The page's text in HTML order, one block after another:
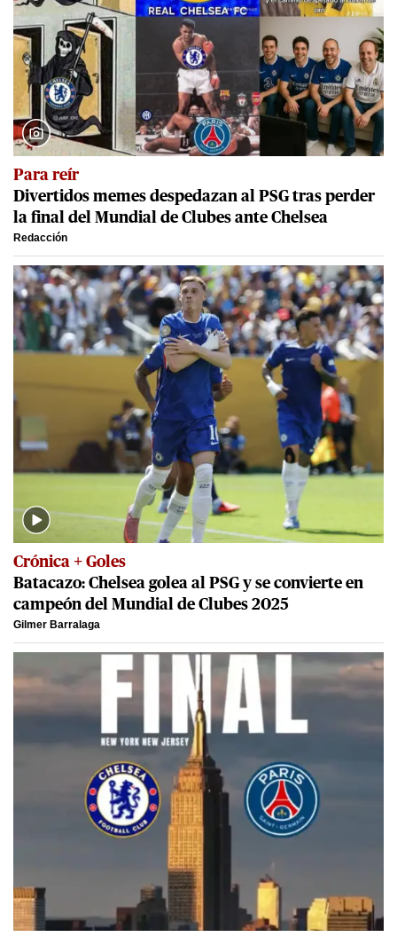
Para reír
Divertidos memes despedazan al PSG tras perder
la final del Mundial de Clubes ante Chelsea
Redacción
Crónica + Goles
Batacazo: Chelsea golea al PSG y se convierte en
campeón del Mundial de Clubes 2025
Gilmer Barralaga